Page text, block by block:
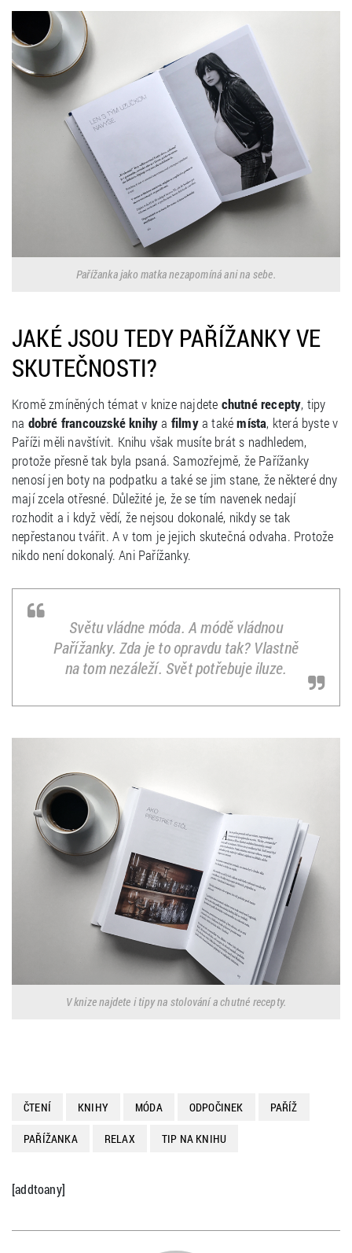
Pařížanka jako matka nezapomíná ani na sebe.
JAKÉ JSOU TEDY PAŘÍŽANKY VE
SKUTEČNOSTI?
Kromě zmíněných témat v knize najdete chutné recepty, tipy
na dobré francouzské knihya filmya takémísta, která byste v
Paříži měli navštívit. Knihu však musíte brát s nadhledem,
protože přesně tak byla psaná. Samozřejmě, že Pařížanky
nenosí jen boty na podpatku a také se jim stane, že některé dny
mají zcela otřesné. Důležité je, že se tím navenek nedají
rozhodit a i když vědí, že nejsou dokonalé, nikdy se tak
nepřestanou tvářit. A v tom je jejich skutečná odvaha. Protože
nikdo není dokonalý. Ani Pařížanky.
Světu vládne móda. A módě vládnou
Pařížanky. Zda je to opravdu tak? Vlastně
na tom nezáleží. Svět potřebuje iluze.
V knize najdete i tipy na stolování a chutné recepty.
ČTENÍ KNIHY MÓDA ODPOČINEK PAŘÍŽ
PAŘÍŽANKA RELAX TIP NA KNIHU
[addtoany]